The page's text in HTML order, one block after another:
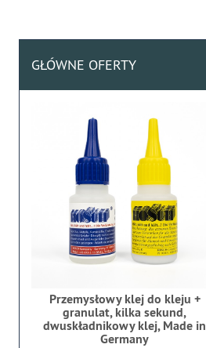
GŁÓWNE OFERTY
Przemysłowy klej do kleju +
granulat, kilka sekund,
dwuskładnikowy klej, Made in
Germany